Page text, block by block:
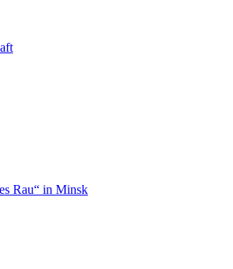
Rau“ in Minsk